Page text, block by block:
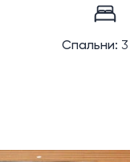
Спальни: